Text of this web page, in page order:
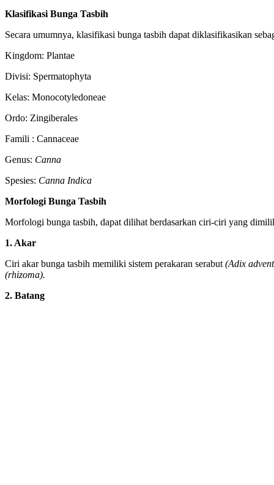
Klasifikasi Bunga Tasbih
Secara umumnya, klasifikasi bunga tasbih dapat diklasifikasikan
Kingdom: Plantae
Divisi: Spermatophyta
Kelas: Monocotyledoneae
Ordo: Zingiberales
Famili : Cannaceae
Genus: Canna
Spesies: Canna Indica
Morfologi Bunga Tasbih
Morfologi bunga tasbih, dapat dilihat berdasarkan ciri-ciri yang
1. Akar
Ciri akar bunga tasbih memiliki sistem perakaran serabut (Adix
(rhizoma).
2. Batang